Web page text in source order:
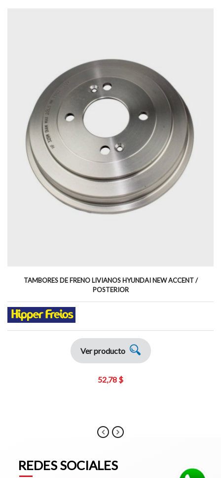
TAMBORES DE FRENO LIVIANOS HYUNDAI NEW ACCENT /
POSTERIOR
Ver producto
52,78 $
REDES SOCIALES